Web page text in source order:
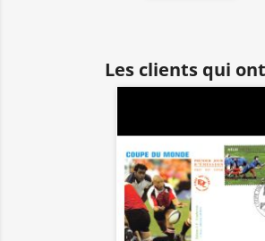
Les clients qui